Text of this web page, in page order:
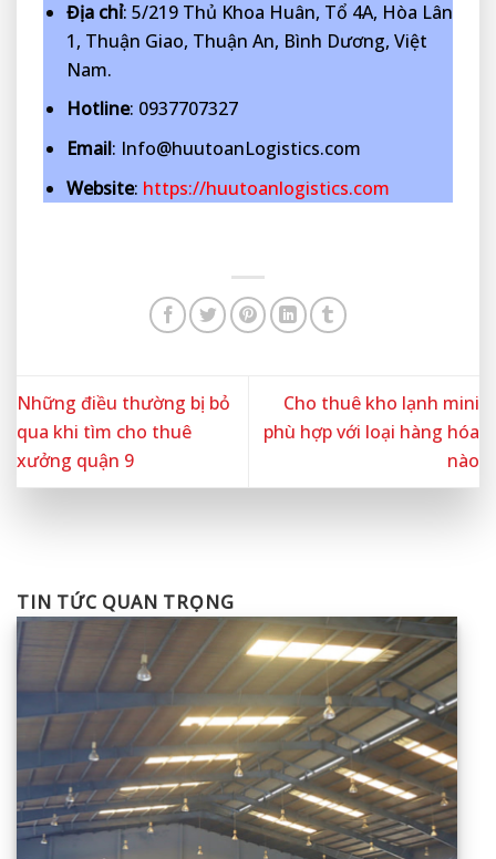
Địa chỉ: 5/219 Thủ Khoa Huân, Tổ 4A, Hòa Lân
1, Thuận Giao, Thuận An, Bình Dương, Việt
Nam.
Hotline: 0937707327
Email: Info@huutoanLogistics.com
Website: https://huutoanlogistics.com
Những điều thường bị bỏ
qua khi tìm cho thuê
xưởng quận 9
Cho thuê kho lạnh mini
phù hợp với loại hàng hóa
nào
TIN TỨC QUAN TRỌNG